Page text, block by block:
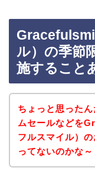
ル）の季節
施すること
ちょっと思った
ムセールなどを
フルスマイル）
ってないのかな～